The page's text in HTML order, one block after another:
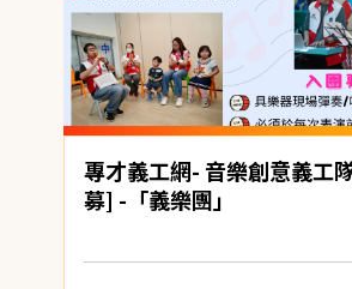
專才義工網- 音樂創意義工
募] -「義樂團」